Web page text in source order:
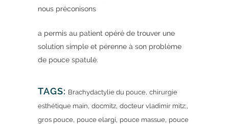
nous préconisons
a permis au patient opéré de trouver une
solution simple et pérenne à son problème
de pouce spatulé.
TAGS: Brachydactylie du pouce, chirurgie
esthétique main, docmitz, docteur vladimir mitz;,
gros pouce, pouce elargi, pouce massue, pouce